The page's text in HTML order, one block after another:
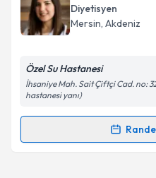
Diyetisyen
Mersin, Akdeniz
Özel Su Hastanesi
İhsaniye Mah. Sait Çiftçi Cad. no:
hastanesi yanı)
Randevu Takvimi